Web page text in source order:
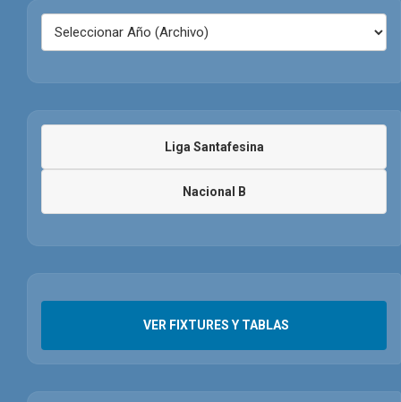
Liga Santafesina
Nacional B
VER FIXTURES Y TABLAS